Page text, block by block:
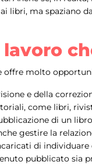
libri, ma spaziano
offre molto
e della
come libri,
di un
gestire la
di
pubblicato sia